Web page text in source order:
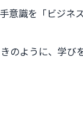
識を「ビジネ
のように、学び